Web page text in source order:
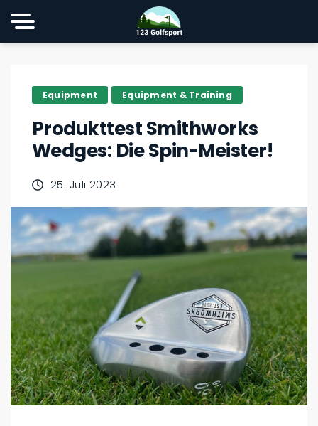
Equipment Equipment & Training
Produkttest Smithworks
Wedges: Die Spin-Meister!
25. Juli 2023